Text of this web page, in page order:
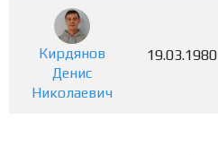
Кирдянов
Денис
Николаевич
19.03.1980